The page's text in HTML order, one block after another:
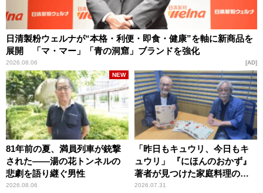
日清製粉ウェルナが“本格・利便・即食・健康”を軸に新商品を
展開 「マ・マー」「青の洞窟」ブランドを強化
2026.08.06 AD
81年前の夏、満員列車が銃撃
された――湯の花トンネルの
悲劇を語り継ぐ男性
2026.08.06
NEW
「昨日もキュウリ、今日もキ
ュウリ」 『にほんのおかず』
著者が見つけた家庭料理の知
恵
2026.07.31